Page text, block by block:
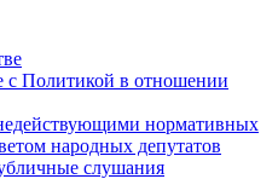
Политикой в отношении
нормативных
народных депутатов
слушания